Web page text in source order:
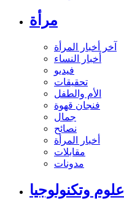
مرأة
آخر أخبار المرأة
أخبار النساء
فيديو
تحقيقات
الأم والطفل
فنجان قهوة
جمال
نصائح
أخبار المرأة
مقابلات
مدونات
علوم وتكنولوجيا